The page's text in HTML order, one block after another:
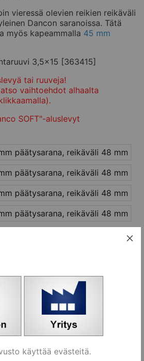
vieressä olevien reikien reikäväli
Dancon saranoissa. Tätä
myös kapeammalla 45 mm
3,5x15 [363415]
tai ruuveja!
vaihtoehdot alhaalta
SOFT"-aluslevyt
[688340]
[688345]
[688341]
käyttää evästeitä.